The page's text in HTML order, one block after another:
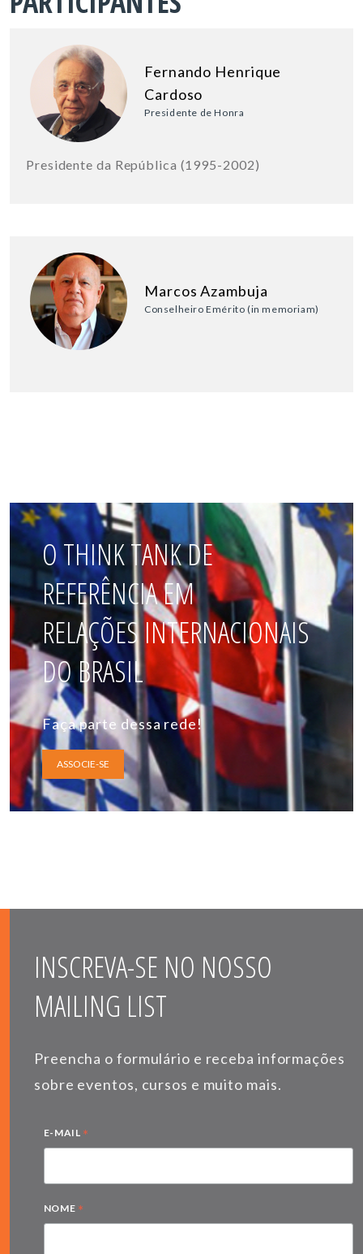
Fernando Henrique
Cardoso
Presidente de Honra
Presidente da República (1995-2002)
Marcos Azambuja
Conselheiro Emérito (in memoriam)
O THINK TANK DE
REFERÊNCIA EM
RELAÇÕES INTERNACIONAIS
DO BRASIL
Faça parte dessa rede!
ASSOCIE-SE
INSCREVA-SE NO NOSSO
MAILING LIST
Preencha o formulário e receba informações
sobre eventos, cursos e muito mais.
E-MAIL *
NOME *